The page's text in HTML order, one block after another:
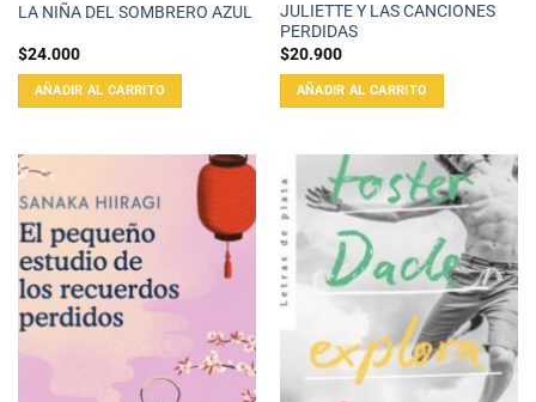
LA NIÑA DEL SOMBRERO AZUL
$24.000
AÑADIR AL CARRITO
JULIETTE Y LAS CANCIONES
PERDIDAS
$20.900
AÑADIR AL CARRITO